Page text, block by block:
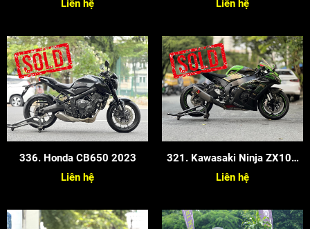
Liên hệ Liên hệ
336. Honda CB650 2023
Liên hệ
321. Kawasaki Ninja ZX10R
2020
Liên hệ